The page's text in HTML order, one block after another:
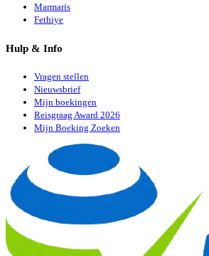
Marmaris
Fethiye
Hulp & Info
Vragen stellen
Nieuwsbrief
Mijn boekingen
Reisgraag Award 2026
Mijn Boeking Zoeken